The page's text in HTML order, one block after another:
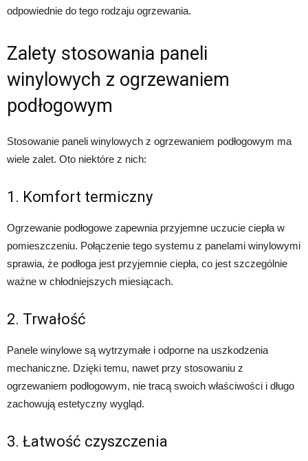
odpowiednie do tego rodzaju ogrzewania.
Zalety stosowania paneli
winylowych z ogrzewaniem
podłogowym
Stosowanie paneli winylowych z ogrzewaniem podłogowym ma
wiele zalet. Oto niektóre z nich:
1. Komfort termiczny
Ogrzewanie podłogowe zapewnia przyjemne uczucie ciepła w
pomieszczeniu. Połączenie tego systemu z panelami winylowymi
sprawia, że podłoga jest przyjemnie ciepła, co jest szczególnie
ważne w chłodniejszych miesiącach.
2. Trwałość
Panele winylowe są wytrzymałe i odporne na uszkodzenia
mechaniczne. Dzięki temu, nawet przy stosowaniu z
ogrzewaniem podłogowym, nie tracą swoich właściwości i długo
zachowują estetyczny wygląd.
3. Łatwość czyszczenia